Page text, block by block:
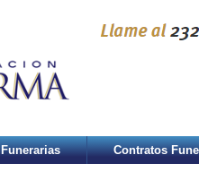
Funerarias Contratos